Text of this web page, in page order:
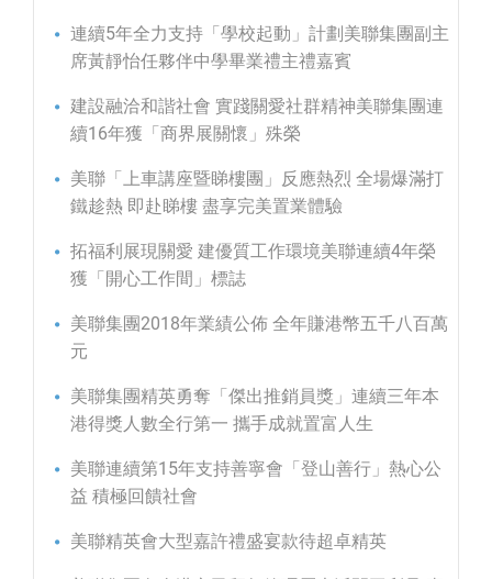
連續5年全力支持「學校起動」計劃美聯集團副主
席黃靜怡任夥伴中學畢業禮主禮嘉賓
建設融洽和諧社會 實踐關愛社群精神美聯集團連
續16年獲「商界展關懷」殊榮
美聯「上車講座暨睇樓團」反應熱烈 全場爆滿打
鐵趁熱 即赴睇樓 盡享完美置業體驗
拓福利展現關愛 建優質工作環境美聯連續4年榮
獲「開心工作間」標誌
美聯集團2018年業績公佈 全年賺港幣五千八百萬
元
美聯集團精英勇奪「傑出推銷員獎」連續三年本
港得獎人數全行第一 攜手成就置富人生
美聯連續第15年支持善寧會「登山善行」熱心公
益 積極回饋社會
美聯精英會大型嘉許禮盛宴款待超卓精英